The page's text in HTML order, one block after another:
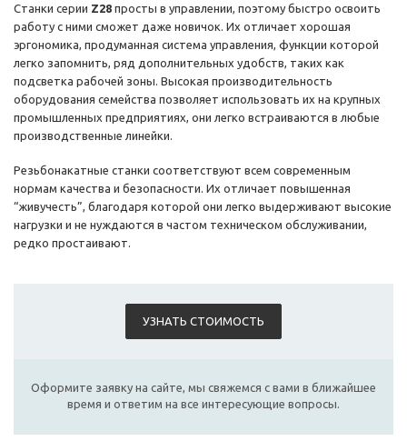
Станки серии Z28 просты в управлении, поэтому быстро освоить
работу с ними сможет даже новичок. Их отличает хорошая
эргономика, продуманная система управления, функции которой
легко запомнить, ряд дополнительных удобств, таких как
подсветка рабочей зоны. Высокая производительность
оборудования семейства позволяет использовать их на крупных
промышленных предприятиях, они легко встраиваются в любые
производственные линейки.
Резьбонакатные станки соответствуют всем современным
нормам качества и безопасности. Их отличает повышенная
“живучесть”, благодаря которой они легко выдерживают высокие
нагрузки и не нуждаются в частом техническом обслуживании,
редко простаивают.
УЗНАТЬ СТОИМОСТЬ
Оформите заявку на сайте, мы свяжемся с вами в ближайшее
время и ответим на все интересующие вопросы.